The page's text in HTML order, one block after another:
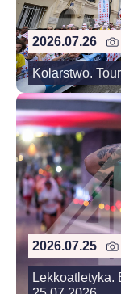
2026.07.26
Kolarstwo.
2026.07.25
Lekkoatletyka.